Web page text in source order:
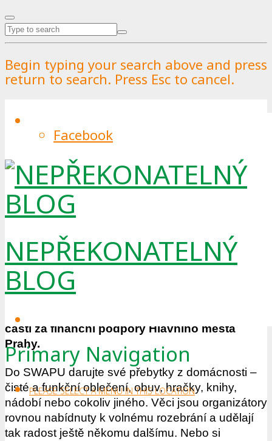
Begin typing your search above and press
return to search. Press Esc to cancel.
Facebook
NEPŘEKONATELNÝ
BLOG
Primary Navigation
PLEASE SELECT A MENU IN THIS LOCATION
REUSE DNY jsou v plném proudu –
navštivte je i Vy!
By
Pražské služby
. Published on
Reuse den je komunitní akcí s bohatým
programem pro celou rodinu, kde se můžete
zapojit do swapu, nechat si opravit oděv či
menší elektroniku nebo vyrobit ze starého
částí za finanční podpory Hlavního města
Prahy.
Do SWAPU darujte své přebytky z domácnosti –
čisté a funkční oblečení, obuv, hračky, knihy,
nádobí nebo cokoliv jiného. Věci jsou organizátory
rovnou nabídnuty k volnému rozebrání a udělají
tak radost ještě někomu dalšímu. Nebo si